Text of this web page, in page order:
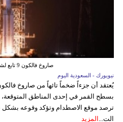
صاروخ فالكون 9 تابع لشركة سبيس إكس
نيويورك - السعودية اليوم
بسطح القمر في إحدى المناطق المتوقعة،
ترصد موقع الاصطدام وتؤكد وقوعه بشكل
الت...
المزيد